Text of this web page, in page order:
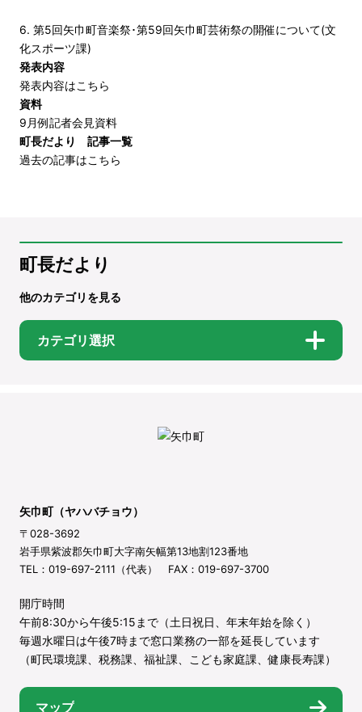
6. 第5回矢巾町音楽祭･第59回矢巾町芸術祭の開催について(文
化スポーツ課)
発表内容
発表内容はこちら
資料
9月例記者会見資料
町長だより 記事一覧
過去の記事はこちら
町長だより
他のカテゴリを見る
カテゴリ選択
矢巾町（ヤハバチョウ）
〒028-3692
岩手県紫波郡矢巾町大字南矢幅第13地割123番地
TEL：019-697-2111（代表） FAX：019-697-3700
開庁時間
午前8:30から午後5:15まで（土日祝日、年末年始を除く）
毎週水曜日は午後7時まで窓口業務の一部を延長しています
（町民環境課、税務課、福祉課、こども家庭課、健康長寿課）
マップ